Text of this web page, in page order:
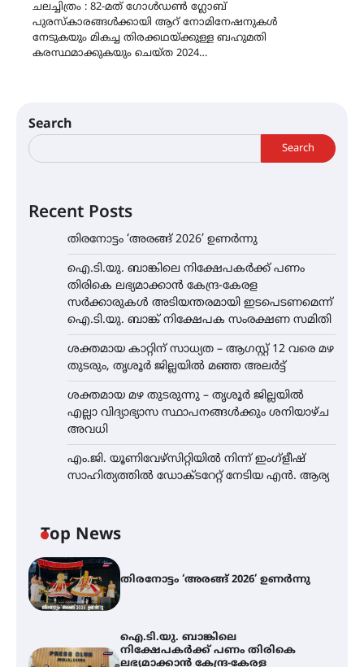
ചലച്ചിത്രം : 82-മത് ഗോൾഡൺ ഗ്ലോബ്
പുരസ്കാരങ്ങൾക്കായി ആറ് നോമിനേഷനുകൾ
നേടുകയും മികച്ച തിരക്കഥയ്ക്കുള്ള ബഹുമതി
കരസ്ഥമാക്കുകയും ചെയ്ത 2024…
Search
Search
Recent Posts
തിരനോട്ടം ‘അരങ്ങ് 2026’ ഉണർന്നു
ഐ.ടി.യു. ബാങ്കിലെ നിക്ഷേപകർക്ക് പണം
തിരികെ ലഭ്യമാക്കാൻ കേന്ദ്ര-കേരള
സർക്കാരുകൾ അടിയന്തരമായി ഇടപെടണമെന്ന്
ഐ.ടി.യു. ബാങ്ക് നിക്ഷേപക സംരക്ഷണ സമിതി
ശക്തമായ കാറ്റിന് സാധ്യത – ആഗസ്റ്റ് 12 വരെ മഴ
തുടരും, തൃശൂർ ജില്ലയിൽ മഞ്ഞ അലർട്ട്
ശക്തമായ മഴ തുടരുന്നു – തൃശൂർ ജില്ലയിൽ
എല്ലാ വിദ്യാഭ്യാസ സ്ഥാപനങ്ങൾക്കും ശനിയാഴ്ച
അവധി
എം.ജി. യൂണിവേഴ്‌സിറ്റിയിൽ നിന്ന് ഇംഗ്ളീഷ്
സാഹിത്യത്തിൽ ഡോക്ടറേറ്റ് നേടിയ എൻ. ആര്യ
Top News
തിരനോട്ടം ‘അരങ്ങ് 2026’ ഉണർന്നു
ഐ.ടി.യു. ബാങ്കിലെ
നിക്ഷേപകർക്ക് പണം തിരികെ
ലഭ്യമാക്കാൻ കേന്ദ്ര-കേരള